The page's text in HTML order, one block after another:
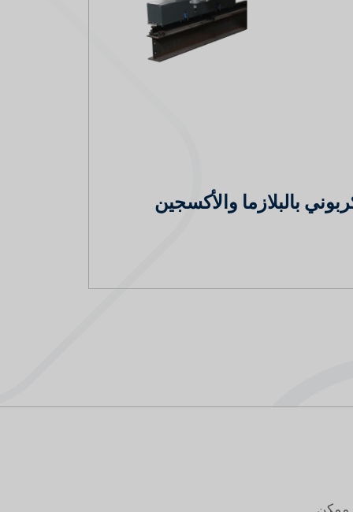
بالبلازما والأكسجين